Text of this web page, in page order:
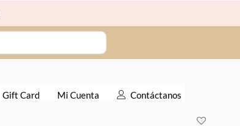
Gift Card Mi Cuenta Contáctanos